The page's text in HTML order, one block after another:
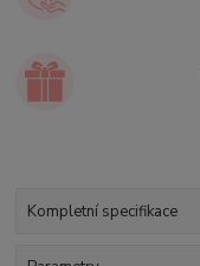
Kompletní specifikace